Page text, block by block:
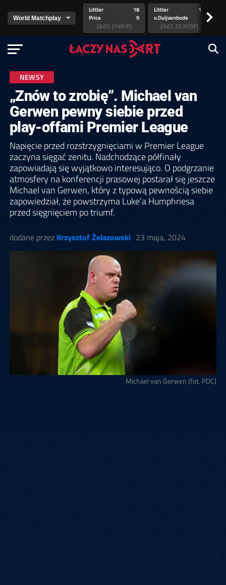
Littler
Price
18
9
26.07, 21:05 (F)
Littler
v.Duijvenbode
17
25.07, 22:35 (SF)
>
NEWSY
„Znów to zrobię”. Michael van
Gerwen pewny siebie przed
play-offami Premier League
Napięcie przed rozstrzygnięciami w Premier League
zaczyna sięgać zenitu. Nadchodzące półfinały
zapowiadają się wyjątkowo interesująco. O podgrzanie
atmosfery na konferencji prasowej postarał się jeszcze
Michael van Gerwen, który z typową pewnością siebie
zapowiedział, że powstrzyma Luke’a Humphriesa
przed sięgnięciem po triumf.
dodane przez Krzysztof Żelazowski 23 maja, 2024
Michael van Gerwen (fot. PDC)